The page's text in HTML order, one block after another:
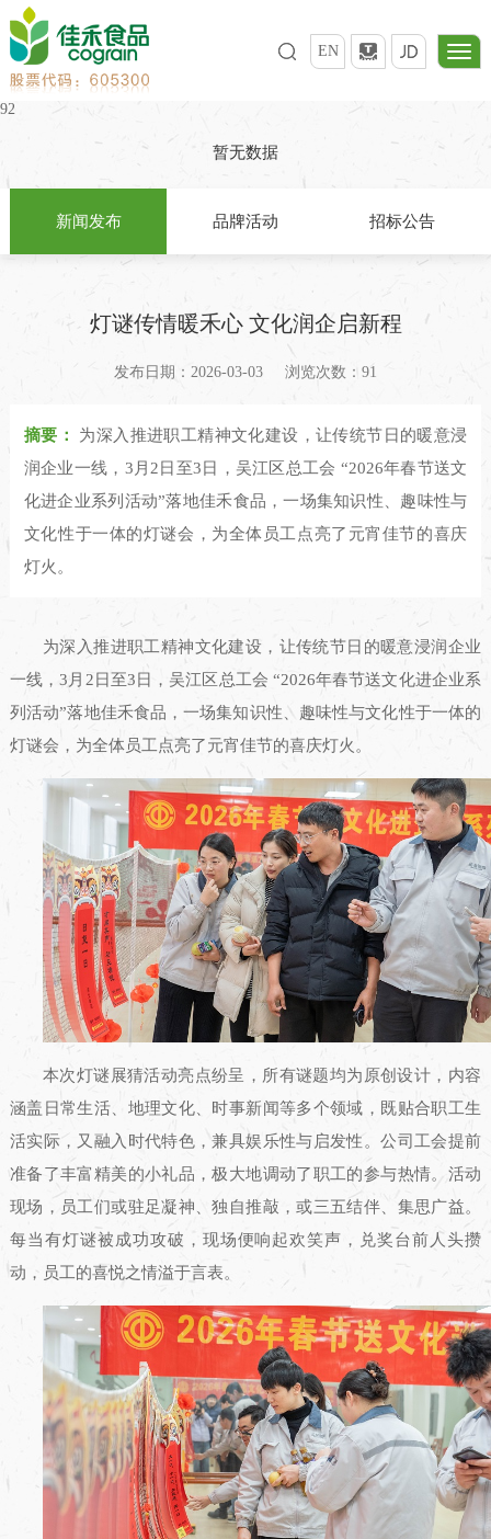
EN
92
暂无数据
新闻发布 品牌活动 招标公告
灯谜传情暖禾心 文化润企启新程
发布日期：2026-03-03 浏览次数：91
摘要：
为深入推进职工精神文化建设，让传统节日的暖意浸
润企业一线，3月2日至3日，吴江区总工会 “2026年春节送文
化进企业系列活动”落地佳禾食品，一场集知识性、趣味性与
文化性于一体的灯谜会，为全体员工点亮了元宵佳节的喜庆
灯火。
为深入推进职工精神文化建设，让传统节日的暖意浸润企业
一线，3月2日至3日，吴江区总工会 “2026年春节送文化进企业系
列活动”落地佳禾食品，一场集知识性、趣味性与文化性于一体的
灯谜会，为全体员工点亮了元宵佳节的喜庆灯火。
本次灯谜展猜活动亮点纷呈，所有谜题均为原创设计，内容
涵盖日常生活、地理文化、时事新闻等多个领域，既贴合职工生
活实际，又融入时代特色，兼具娱乐性与启发性。公司工会提前
准备了丰富精美的小礼品，极大地调动了职工的参与热情。活动
现场，员工们或驻足凝神、独自推敲，或三五结伴、集思广益。
每当有灯谜被成功攻破，现场便响起欢笑声，兑奖台前人头攒
动，员工的喜悦之情溢于言表。